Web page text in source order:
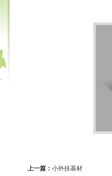
上一篇： 小外挂基材